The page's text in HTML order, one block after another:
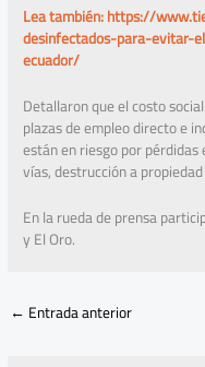
Lea también: https://
desinfectados-para-
ecuador/
Detallaron que el costo
plazas de empleo directo e
están en riesgo por
vías, destrucción a
En la rueda de prensa
y El Oro.
← Entrada anterior